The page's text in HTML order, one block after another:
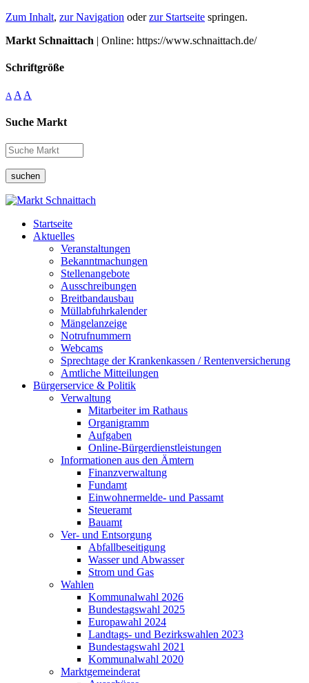
Zum Inhalt, zur Navigation oderzur Startseite springen.
Markt Schnaittach | Online: https://www.schnaittach.de/
Schriftgröße
A A A
Suche Markt
suchen
Startseite
Aktuelles
Veranstaltungen
Bekanntmachungen
Stellenangebote
Ausschreibungen
Breitbandausbau
Müllabfuhrkalender
Mängelanzeige
Notrufnummern
Webcams
Sprechtage der Krankenkassen / Rentenversicherung
Amtliche Mitteilungen
Bürgerservice & Politik
Verwaltung
Mitarbeiter im Rathaus
Organigramm
Aufgaben
Online-Bürgerdienstleistungen
Informationen aus den Ämtern
Finanzverwaltung
Fundamt
Einwohnermelde- und Passamt
Steueramt
Bauamt
Ver- und Entsorgung
Abfallbeseitigung
Wasser und Abwasser
Strom und Gas
Wahlen
Kommunalwahl 2026
Bundestagswahl 2025
Europawahl 2024
Landtags- und Bezirkswahlen 2023
Bundestagswahl 2021
Kommunalwahl 2020
Marktgemeinderat